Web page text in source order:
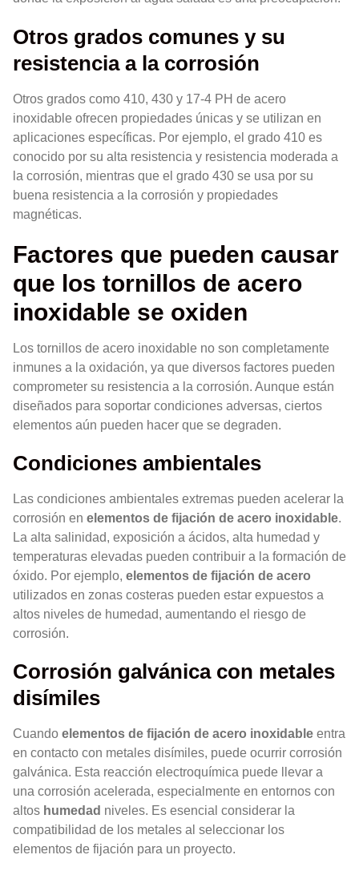
Otros grados comunes y su
resistencia a la corrosión
Otros grados como 410, 430 y 17-4 PH de acero
inoxidable ofrecen propiedades únicas y se utilizan en
aplicaciones específicas. Por ejemplo, el grado 410 es
conocido por su alta resistencia y resistencia moderada a
la corrosión, mientras que el grado 430 se usa por su
buena resistencia a la corrosión y propiedades
magnéticas.
Factores que pueden causar
que los tornillos de acero
inoxidable se oxiden
Los tornillos de acero inoxidable no son completamente
inmunes a la oxidación, ya que diversos factores pueden
comprometer su resistencia a la corrosión. Aunque están
diseñados para soportar condiciones adversas, ciertos
elementos aún pueden hacer que se degraden.
Condiciones ambientales
Las condiciones ambientales extremas pueden acelerar la
corrosión en elementos de fijación de acero inoxidable.
La alta salinidad, exposición a ácidos, alta humedad y
temperaturas elevadas pueden contribuir a la formación de
óxido. Por ejemplo, elementos de fijación de acero
utilizados en zonas costeras pueden estar expuestos a
altos niveles de humedad, aumentando el riesgo de
corrosión.
Corrosión galvánica con metales
disímiles
Cuando elementos de fijación de acero inoxidable entra
en contacto con metales disímiles, puede ocurrir corrosión
galvánica. Esta reacción electroquímica puede llevar a
una corrosión acelerada, especialmente en entornos con
altos humedad niveles. Es esencial considerar la
compatibilidad de los metales al seleccionar los
elementos de fijación para un proyecto.